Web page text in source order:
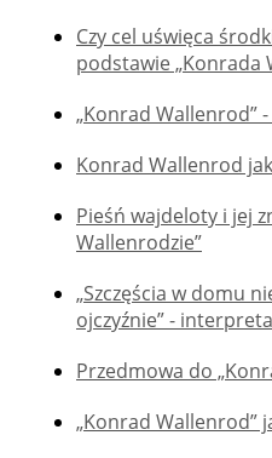
Czy cel uświęca
podstawie „Konrada
„Konrad Wallenrod”
Konrad Wallenrod
Pieśń wajdeloty i jej
Wallenrodzie”
„Szczęścia w domu
ojczyźnie” -
Przedmowa do
„Konrad Wallenrod”